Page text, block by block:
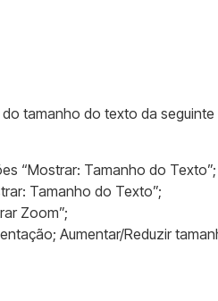
tamanho do texto da seguinte
“Mostrar: Tamanho do Texto”;
Tamanho do Texto”;
Zoom”;
Aumentar/Reduzir